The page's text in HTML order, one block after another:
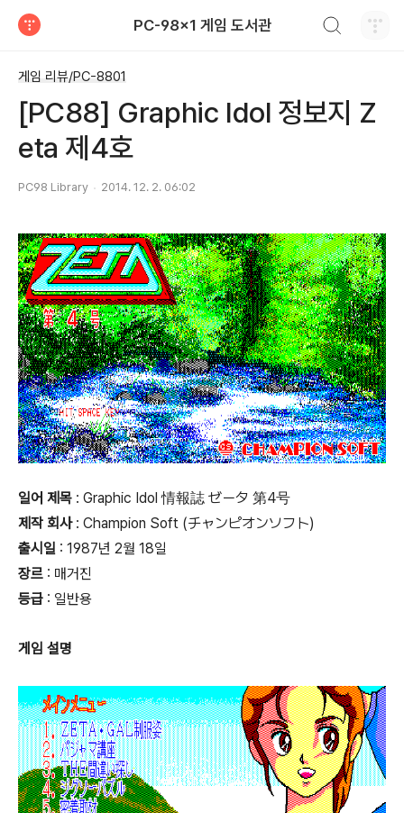
PC-98x1 게임 도서관
게임 리뷰/PC-8801
[PC88] Graphic Idol 정보지 Z
eta 제4호
PC98 Library 2014. 12. 2. 06:02
일어 제목 : Graphic Idol 情報誌 ゼータ 第4号
제작 회사: Champion Soft (チャンピオンソフト)
출시일 : 1987년 2월 18일
장르 : 매거진
등급 : 일반용
게임 설명